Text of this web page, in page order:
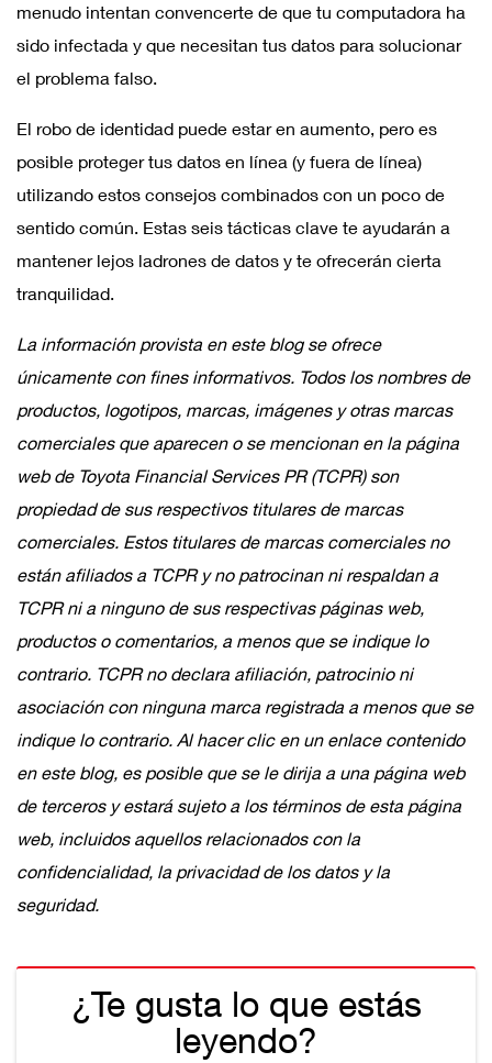
menudo intentan convencerte de que tu computadora ha
sido infectada y que necesitan tus datos para solucionar
el problema falso.
El robo de identidad puede estar en aumento, pero es
posible proteger tus datos en línea (y fuera de línea)
utilizando estos consejos combinados con un poco de
sentido común. Estas seis tácticas clave te ayudarán a
mantener lejos ladrones de datos y te ofrecerán cierta
tranquilidad.
La información provista en este blog se ofrece
únicamente con fines informativos. Todos los nombres de
productos, logotipos, marcas, imágenes y otras marcas
comerciales que aparecen o se mencionan en la página
web de Toyota Financial Services PR (TCPR) son
propiedad de sus respectivos titulares de marcas
comerciales. Estos titulares de marcas comerciales no
están afiliados a TCPR y no patrocinan ni respaldan a
TCPR ni a ninguno de sus respectivas páginas web,
productos o comentarios, a menos que se indique lo
contrario. TCPR no declara afiliación, patrocinio ni
asociación con ninguna marca registrada a menos que se
indique lo contrario. Al hacer clic en un enlace contenido
en este blog, es posible que se le dirija a una página web
de terceros y estará sujeto a los términos de esta página
web, incluidos aquellos relacionados con la
confidencialidad, la privacidad de los datos y la
seguridad.
¿Te gusta lo que estás
leyendo?